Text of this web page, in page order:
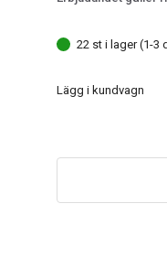
22 st i lager (1-3
Lägg i kundvagn